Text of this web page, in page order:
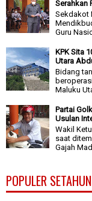
Serahkan
Sekdakot
Guru
KPK Sita
Utara
Bidang
Maluku
Partai
Usulan
Wakil
saat
Gajah
POPULER